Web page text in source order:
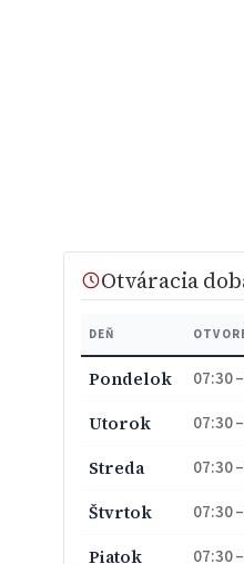
Otváracia
DEŇ
Pondelok 07:30
Utorok 07:30
Streda 07:30
Štvrtok 07:30
Piatok 07:30